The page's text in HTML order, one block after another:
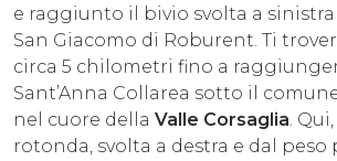
e raggiunto il bivio svolta a
San Giacomo di Roburent. Ti
circa 5 chilometri fino a
Sant’Anna Collarea sotto il
nel cuore della Valle Corsaglia.
rotonda, svolta a destra e dal